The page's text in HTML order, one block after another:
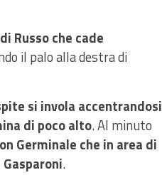
Russo che cade
il palo alla destra di
si invola accentrandosi
di poco alto. Al minuto
Germinale che in area di
.